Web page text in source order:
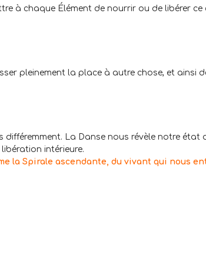
à chaque Élément de nourrir ou de libérer ce
pleinement la place à autre chose, et ainsi
La Danse nous révèle notre état
intérieure.
la Spirale ascendante, du vivant qui nous